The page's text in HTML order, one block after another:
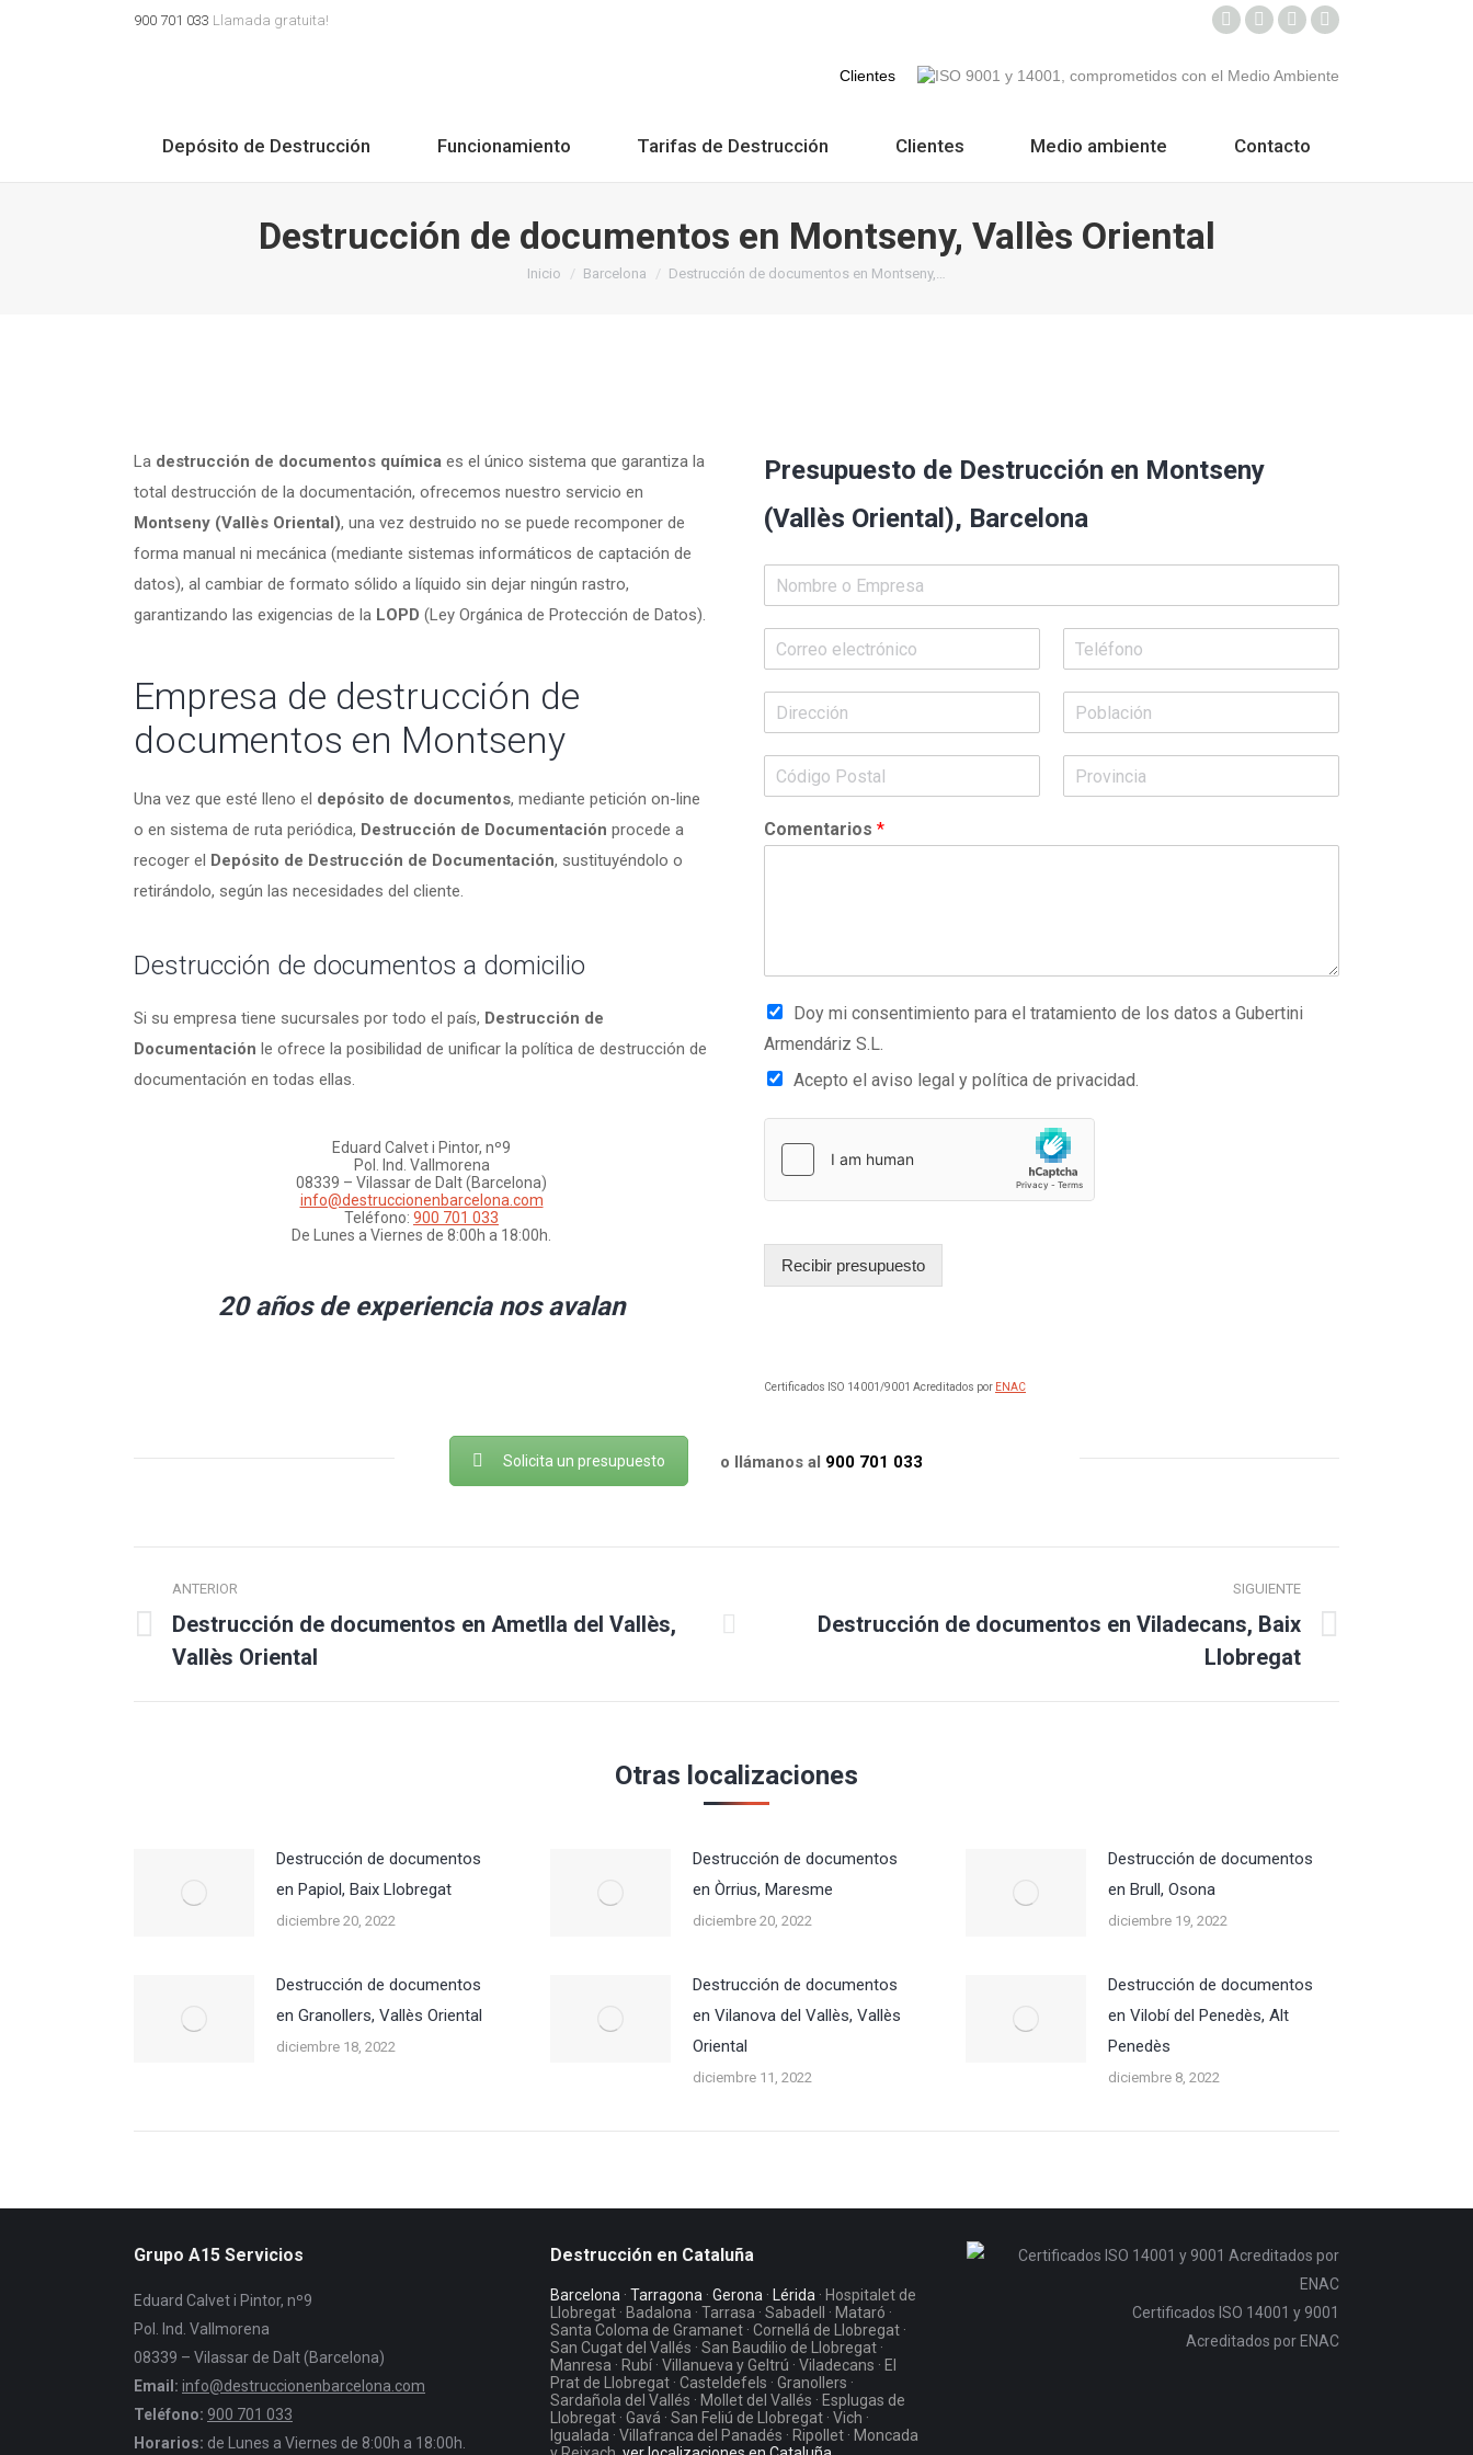
900 701 033 Llamada gratuita!
Facebook
TwitterInstagram
Mail
Clientes
Depósito de Destrucción Funcionamiento Tarifas de Destrucción Clientes Medio ambiente Contacto
Destrucción de documentos en Montseny, Vallès Oriental
Estás aquí:
Inicio Barcelona Destrucción de documentos en Montseny,…
La destrucción de documentos química es el único sistema que garantiza la
total destrucción de la documentación, ofrecemos nuestro servicio en
Montseny (Vallès Oriental), una vez destruido no se puede recomponer de
forma manual ni mecánica (mediante sistemas informáticos de captación de
datos), al cambiar de formato sólido a líquido sin dejar ningún rastro,
garantizando las exigencias de la LOPD (Ley Orgánica de Protección de Datos).
Empresa de destrucción de
documentos en Montseny
Una vez que esté lleno el depósito de documentos, mediante petición on-line
o en sistema de ruta periódica, Destrucción de Documentación procede a
recoger el Depósito de Destrucción de Documentación, sustituyéndolo o
retirándolo, según las necesidades del cliente.
Destrucción de documentos a domicilio
Si su empresa tiene sucursales por todo el país, Destrucción de
Documentación le ofrece la posibilidad de unificar la política de destrucción de
documentación en todas ellas.
Eduard Calvet i Pintor, nº9
Pol. Ind. Vallmorena
08339 – Vilassar de Dalt (Barcelona)
info@destruccionenbarcelona.com
Teléfono: 900 701 033
De Lunes a Viernes de 8:00h a 18:00h.
20 años de experiencia nos avalan
Presupuesto de Destrucción en Montseny
(Vallès Oriental), Barcelona
Comentarios *
Doy mi consentimiento para el tratamiento de los datos a Gubertini
Armendáriz S.L.
Acepto el aviso legal y política de privacidad.
Recibir presupuesto
Certificados ISO 14001/9001 Acreditados por ENAC
Solicita un presupuesto o llámanos al 900 701 033
entre
publicaciones
ANTERIOR
Publicación
anterior:
Destrucción de documentos en Ametlla del Vallès,
Vallès Oriental
SIGUIENTE
Publicación
Destrucción de documentos en Viladecans, Baix
Llobregat
Otras localizaciones
Destrucción de documentos
en Papiol, Baix Llobregat
diciembre 20, 2022
Destrucción de documentos
en Òrrius, Maresme
diciembre 20, 2022
Destrucción de documentos
en Brull, Osona
diciembre 19, 2022
Destrucción de documentos
en Granollers, Vallès Oriental
diciembre 18, 2022
Destrucción de documentos
en Vilanova del Vallès, Vallès
Oriental
diciembre 11, 2022
Destrucción de documentos
en Vilobí del Penedès, Alt
Penedès
diciembre 8, 2022
Grupo A15 Servicios
Eduard Calvet i Pintor, nº9
Pol. Ind. Vallmorena
08339 – Vilassar de Dalt (Barcelona)
Email: info@destruccionenbarcelona.com
Teléfono: 900 701 033
Horarios: de Lunes a Viernes de 8:00h a 18:00h.
Destrucción en Cataluña
Barcelona · Tarragona · Gerona · Lérida · Hospitalet de
Llobregat · Badalona · Tarrasa · Sabadell · Mataró ·
Santa Coloma de Gramanet · Cornellá de Llobregat ·
San Cugat del Vallés · San Baudilio de Llobregat ·
Manresa · Rubí · Villanueva y Geltrú · Viladecans · El
Prat de Llobregat · Casteldefels · Granollers ·
Sardañola del Vallés · Mollet del Vallés · Esplugas de
Llobregat · Gavá · San Feliú de Llobregat · Vich ·
Igualada · Villafranca del Panadés · Ripollet · Moncada
Certificados ISO 14001 y 9001
Acreditados por ENAC